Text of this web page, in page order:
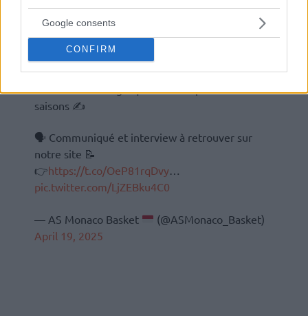
Google consents
CONFIRM
🦾 Homme fort de la Roca Team depuis quatre
ans et le début de l’aventure Euroleague, Alpha
Diallo sera monégasque les trois prochaines
saisons ✍
🗣 Communiqué et interview à retrouver sur
notre site 📝
👉https://t.co/OeP81rqDvy…
pic.twitter.com/LjZEBku4C0
— AS Monaco Basket
(@ASMonaco_Basket)
April 19, 2025